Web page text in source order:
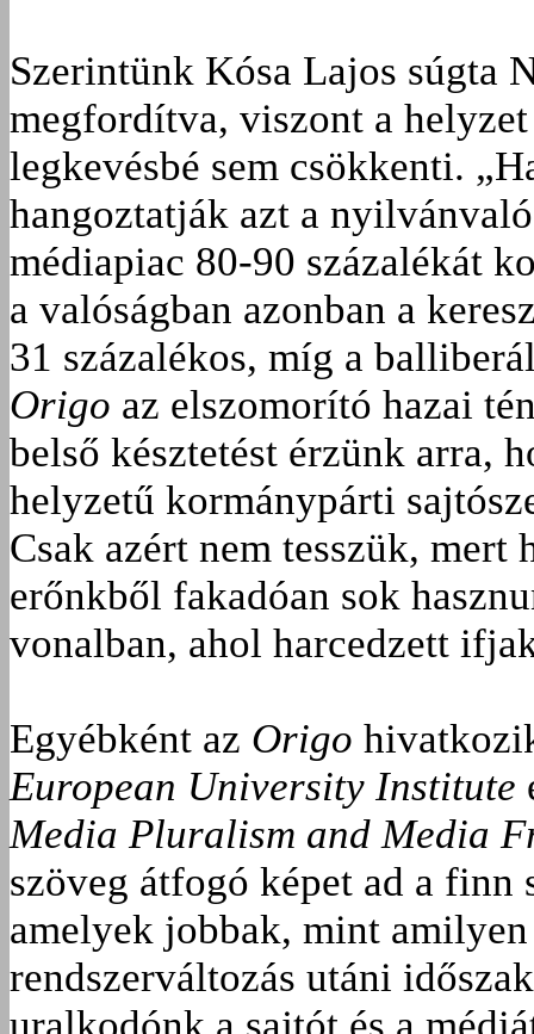
Szerintünk Kósa Lajos súgta
megfordítva, viszont a
legkevésbé sem csökkenti.
hangoztatják azt a
médiapiac 80-90 százalékát
a valóságban azonban a
31 százalékos, míg a
Origo az elszomorító hazai
belső késztetést érzünk arra,
helyzetű kormánypárti
Csak azért nem tesszük,
erőnkből fakadóan sok
vonalban, ahol harcedzett
Egyébként az Origo
European University Institute
Media Pluralism and Media
szöveg átfogó képet ad a
amelyek jobbak, mint
rendszerváltozás utáni